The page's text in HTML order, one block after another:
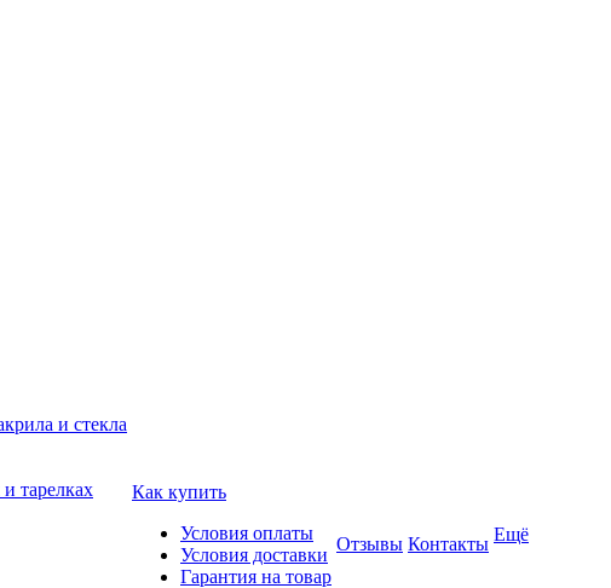
и стекла
тарелках
Как купить
Условия оплаты
Условия доставки
Гарантия на товар
Отзывы Контакты Ещё